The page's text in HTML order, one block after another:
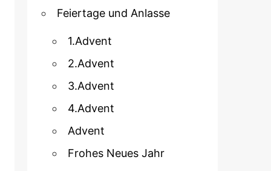
Feiertage und Anlasse
1.Advent
2.Advent
3.Advent
4.Advent
Advent
Frohes Neues Jahr